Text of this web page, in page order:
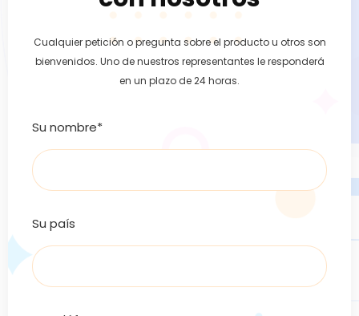
Cualquier petición o pregunta sobre el producto u otros son
bienvenidos. Uno de nuestros representantes le responderá
en un plazo de 24 horas.
Su nombre*
Su país